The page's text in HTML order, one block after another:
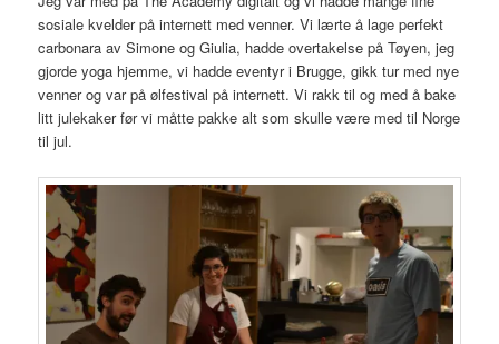
sosiale kvelder på internett med venner. Vi lærte å lage perfekt
carbonara av Simone og Giulia, hadde overtakelse på Tøyen, jeg
gjorde yoga hjemme, vi hadde eventyr i Brugge, gikk tur med nye
venner og var på ølfestival på internett. Vi rakk til og med å bake
litt julekaker før vi måtte pakke alt som skulle være med til Norge
til jul.